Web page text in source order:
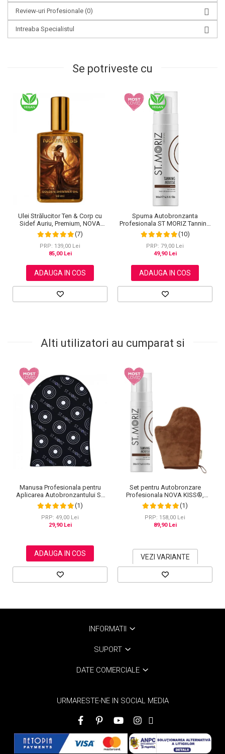
Review-uri Profesionale (0)
Intreaba Specialistul
Se potriveste cu
Ulei Strălucitor Ten & Corp cu
Sidef Auriu, Premium, NOVA
KISS®, 50 ml(7)
PRP: 139,00 Lei
85,00 Lei
ADAUGA IN COS
Spuma Autobronzanta
Profesionala ST MORIZ Tanning
Mousse, Efect instant, Dark, 200
ml
(10)
PRP: 79,00 Lei
49,90 Lei
ADAUGA IN COS
Alti utilizatori au cumparat si
Manusa Profesionala pentru
Aplicarea Autobronzantului ST
MORIZ Velvet Tanning Mitt
(1)
PRP: 49,00 Lei
29,90 Lei
ADAUGA IN COS
Set pentru Autobronzare
Profesionala NOVA KISS®,
Spuma & Manusa
(1)
PRP: 158,00 Lei
89,90 Lei
VEZI VARIANTE
INFORMATII
SUPORT
DATE COMERCIALE
URMARESTE-NE IN SOCIAL MEDIA